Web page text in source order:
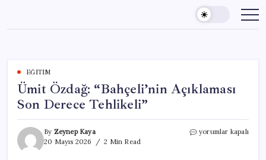
content
EĞITIM
Ümit Özdağ: “Bahçeli’nin Açıklaması
Son Derece Tehlikeli”
By Zeynep Kaya
20 Mayıs 2026
2 Min Read
Ümit
yorumlar kapalı